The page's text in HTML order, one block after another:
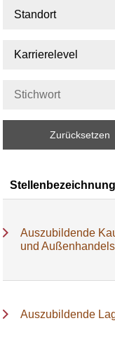
Standort
Karrierelevel
Zurücksetzen
Stellenbezeichnung
Auszubildende
und
Auszubildende